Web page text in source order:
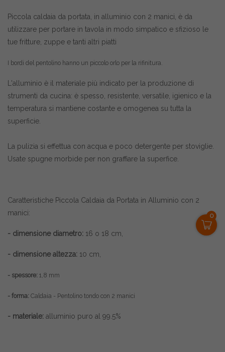
0
Piccola caldaia da portata, in alluminio con 2 manici, è da
utilizzare per portare in tavola in modo simpatico e sfizioso le
tue fritture, zuppe e tanti altri piatti
I bordi del pentolino hanno un piccolo orlo per la rifinitura.
L'alluminio è il materiale più indicato per la produzione di
strumenti da cucina: è spesso, resistente, versatile, igienico e la
temperatura si mantiene costante e omogenea su tutta la
superficie.
La pulizia si effettua con acqua e poco detergente per stoviglie.
Usate spugne morbide per non graffiare la superfice.
Caratteristiche Piccola Caldaia da Portata in Alluminio con 2
manici:
- dimensione diametro: 16 o 18 cm,
- dimensione altezza: 10 cm,
- spessore: 1,8 mm
- forma: Caldaia - Pentolino tondo con 2 manici
- materiale: alluminio puro al 99.5%